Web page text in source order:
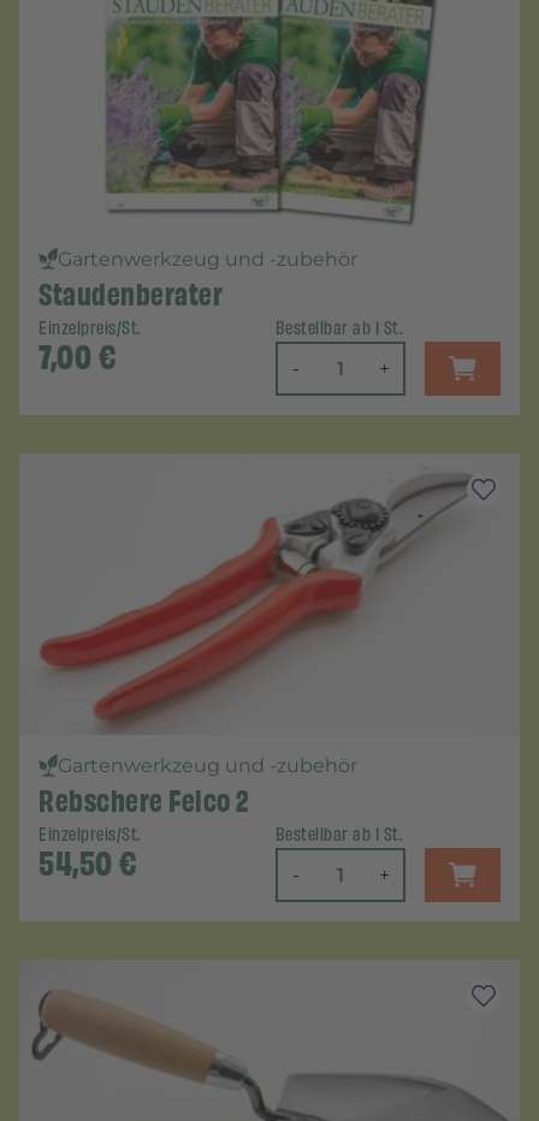
Gartenwerkzeug und -zubehör
Staudenberater
Einzelpreis/St.
7,00€
Bestellbar ab 1 St.
- +
Gartenwerkzeug und -zubehör
Rebschere Felco 2
Einzelpreis/St.
54,50€
Bestellbar ab 1 St.
- +